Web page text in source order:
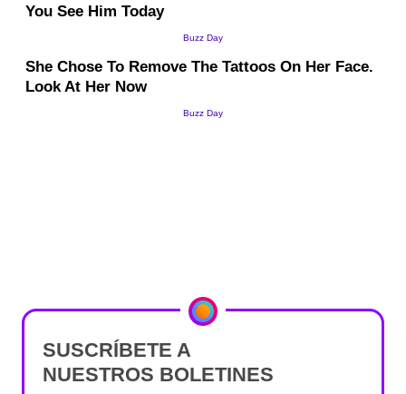
SUSCRÍBETE A
NUESTROS BOLETINES